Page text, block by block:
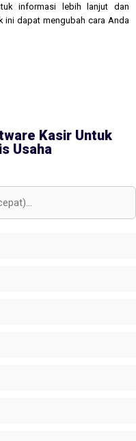
informasi lebih lanjut dan
ini dapat mengubah cara Anda
Kasir Untuk
Usaha